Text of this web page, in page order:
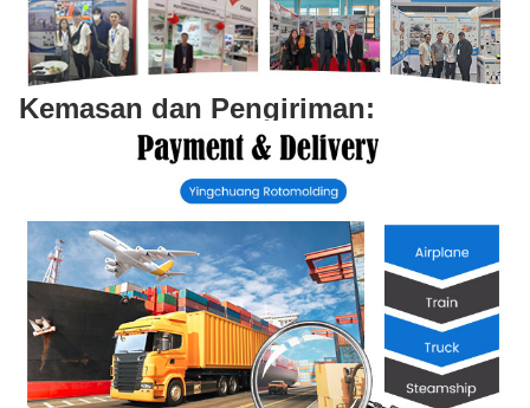
Kemasan dan Pengiriman: